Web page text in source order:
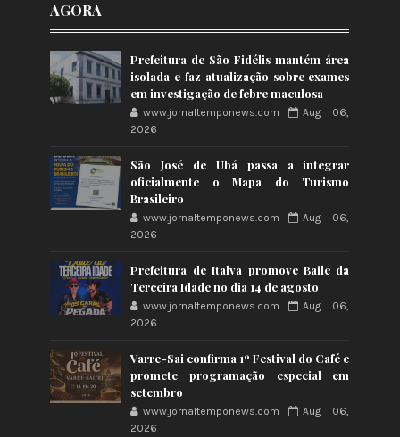
AGORA
Prefeitura de São Fidélis mantém área
isolada e faz atualização sobre exames
em investigação de febre maculosa
www.jornaltemponews.com
Aug 06,
2026
São José de Ubá passa a integrar
oficialmente o Mapa do Turismo
Brasileiro
www.jornaltemponews.com
Aug 06,
2026
Prefeitura de Italva promove Baile da
Terceira Idade no dia 14 de agosto
www.jornaltemponews.com
Aug 06,
2026
Varre-Sai confirma 1º Festival do Café e
promete programação especial em
setembro
www.jornaltemponews.com
Aug 06,
2026